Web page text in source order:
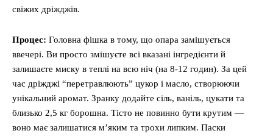
свіжих дріжджів.
Процес: Головна фішка в тому, що опара замішується
ввечері. Ви просто змішуєте всі вказані інгредієнти й
залишаєте миску в теплі на всю ніч (на 8-12 годин). За цей
час дріжджі “перетравлюють” цукор і масло, створюючи
унікальний аромат. Зранку додайте сіль, ваніль, цукати та
близько 2,5 кг борошна. Тісто не повинно бути крутим —
воно має залишатися м’яким та трохи липким. Паски